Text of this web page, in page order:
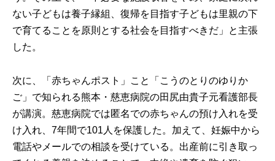
ない子どもは養子縁組、復帰を目指す子どもは里親の下
で育てることを原則とする社会を目指すべきだ」と主張
した。
次に、「赤ちゃんポスト」こと「こうのとりのゆりか
ご」で知られる熊本・慈恵病院の田尻由貴子元看護部長
が講演。慈恵病院では匿名での赤ちゃんの預け入れを受
け入れ、7年間で101人を保護した。加えて、妊娠中から
電話やメールでの相談を受けている。出産前に引き取っ